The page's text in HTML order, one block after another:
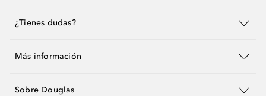
¿Tienes dudas?
Más información
Sobre Douglas